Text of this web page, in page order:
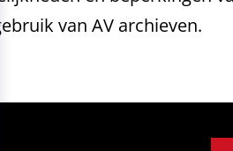
van AV archieven.